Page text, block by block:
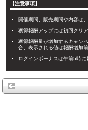
【注意事項】
開催期間、販売期間や内容は
獲得報酬アップには初回クリ
獲得報酬量が増加するキャン
合、表示される値は報酬増加
ログインボーナスは午前5時に